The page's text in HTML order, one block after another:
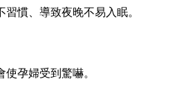
習慣、導致夜晚不易入眠。
使孕婦受到驚嚇。